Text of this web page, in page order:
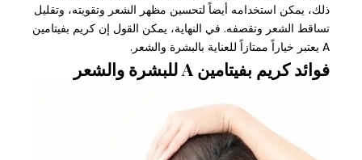
ذلك، يمكن استخدامه أيضاً لتحسين مظهر الشعر وتقويته، وتقليل
تساقط الشعر وتقصفه. في النهاية، يمكن القول إن كريم بفيتامين
A يعتبر خياراً ممتازاً للعناية بالبشرة والشعر.
فوائد كريم بفيتامين A للبشرة والشعر